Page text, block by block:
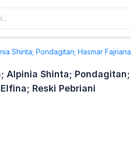
Shinta; Pondagitan; Hasmar
Shinta;
Reski Pebriani